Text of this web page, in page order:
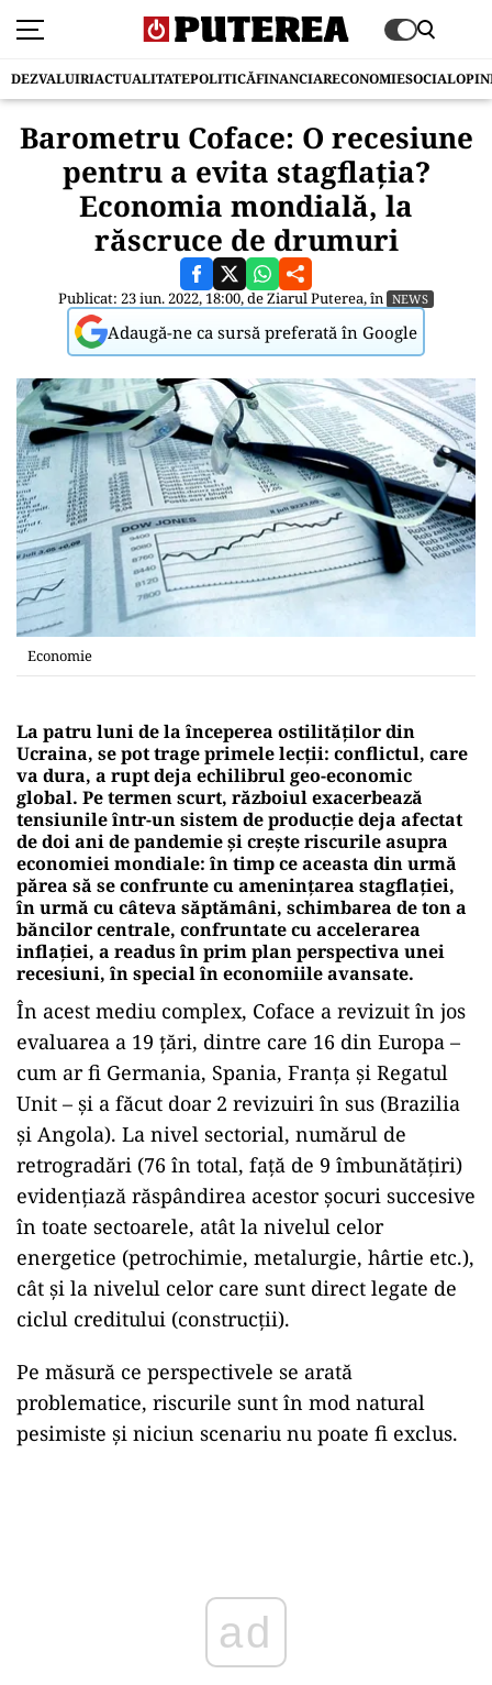
DEZVALUIRIACTUALITATEPOLITICĂFINANCIARECONOMIESOCIAL
Barometru Coface: O recesiune
pentru a evita stagflația?
Economia mondială, la
răscruce de drumuri
Publicat: 23 iun. 2022, 18:00, deZiarul Puterea, în NEWS
Adaugă-ne ca sursă preferată în Google
Economie
La patru luni de la începerea ostilităților din
Ucraina, se pot trage primele lecții: conflictul, care
va dura, a rupt deja echilibrul geo-economic
global. Pe termen scurt, războiul exacerbează
tensiunile într-un sistem de producție deja afectat
de doi ani de pandemie și crește riscurile asupra
economiei mondiale: în timp ce aceasta din urmă
părea să se confrunte cu amenințarea stagflației,
în urmă cu câteva săptămâni, schimbarea de ton a
băncilor centrale, confruntate cu accelerarea
inflației, a readus în prim plan perspectiva unei
recesiuni, în special în economiile avansate.
În acest mediu complex, Coface a revizuit în jos
evaluarea a 19 țări, dintre care 16 din Europa –
cum ar fi Germania, Spania, Franța și Regatul
Unit – și a făcut doar 2 revizuiri în sus (Brazilia
și Angola). La nivel sectorial, numărul de
retrogradări (76 în total, față de 9 îmbunătățiri)
evidențiază răspândirea acestor șocuri succesive
în toate sectoarele, atât la nivelul celor
energetice (petrochimie, metalurgie, hârtie etc.),
cât și la nivelul celor care sunt direct legate de
ciclul creditului (construcții).
Pe măsură ce perspectivele se arată
problematice, riscurile sunt în mod natural
pesimiste și niciun scenariu nu poate fi exclus.